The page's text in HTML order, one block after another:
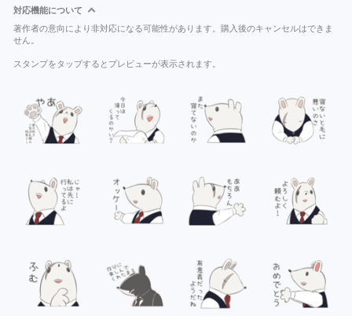
対応機能について
著作者の意向により非対応になる可能性があります。購入後のキャンセルはできま
せん。
スタンプをタップするとプレビューが表示されます。